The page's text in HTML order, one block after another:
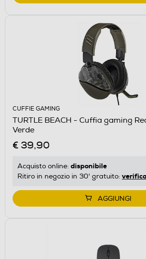
CUFFIE GAMING
TURTLE BEACH - Cuffia gaming
Verde
€ 39,90
Acquisto online: disponibile
Ritiro in negozio in 30' gratuito: verifica
AGGIUNGI